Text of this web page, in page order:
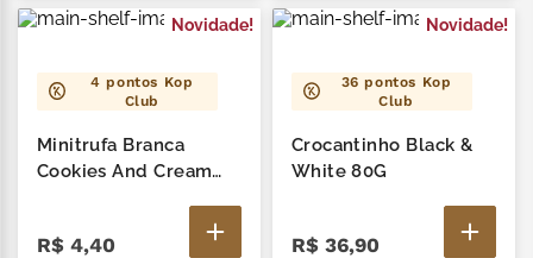
Novidade!
4 pontos Kop
Club
Minitrufa Branca
Cookies And Cream
R$ 4,40
Novidade!
36 pontos Kop
Club
Crocantinho Black &
White 80G
R$ 36,90